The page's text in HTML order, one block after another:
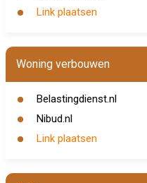
Link plaatsen
Woning verbouwen
Belastingdienst.nl
Nibud.nl
Link plaatsen